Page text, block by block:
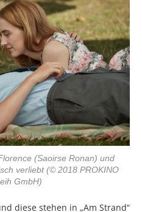
(Saoirse Ronan) und
verliebt (© 2018 PROKINO
GmbH)
diese stehen in „Am Strand“